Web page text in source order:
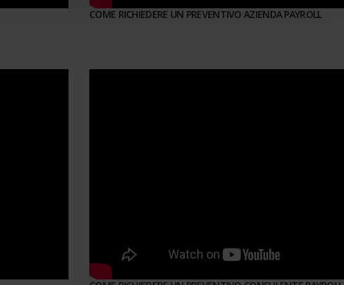
COME RICHIEDERE UN PREVENTIVO AZIENDA PAYROLL